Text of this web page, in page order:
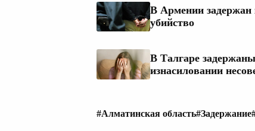
В Армении задержан
убийство
В Талгаре
изнасиловании
#Алматинская область#Задержание